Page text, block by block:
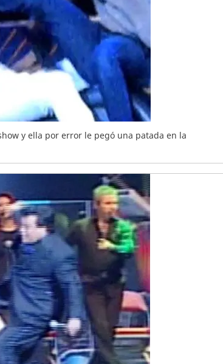
y ella por error le pegó una patada en la